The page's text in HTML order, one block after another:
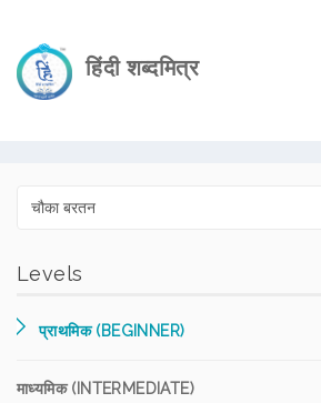
हिंदी शब्दमित्र
Levels
प्राथमिक (BEGINNER)
माध्यमिक (INTERMEDIATE)